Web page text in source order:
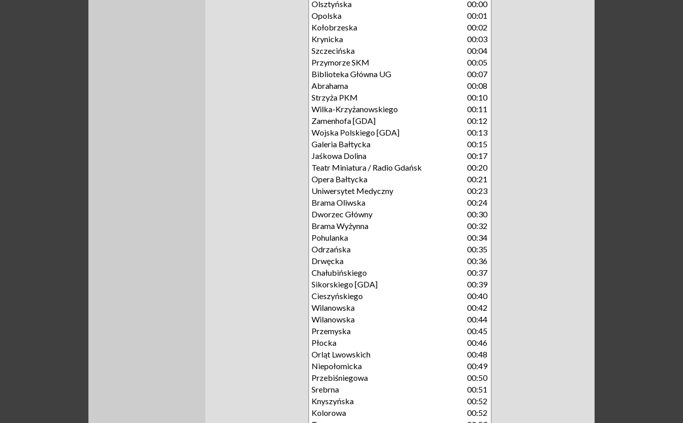
Olsztyńska
00:00
Opolska
00:01
Kołobrzeska
00:02
Krynicka
00:03
Szczecińska
00:04
Przymorze SKM
00:05
Biblioteka Główna UG
00:07
Abrahama
00:08
Strzyża PKM
00:10
Wilka-Krzyżanowskiego
00:11
Zamenhofa [GDA]
00:12
Wojska Polskiego [GDA]
00:13
Galeria Bałtycka
00:15
Jaśkowa Dolina
00:17
Teatr Miniatura / Radio Gdańsk
00:20
Opera Bałtycka
00:21
Uniwersytet Medyczny
00:23
Brama Oliwska
00:24
Dworzec Główny
00:30
Brama Wyżynna
00:32
Pohulanka
00:34
Odrzańska
00:35
Drwęcka
00:36
Chałubińskiego
00:37
Sikorskiego [GDA]
00:39
Cieszyńskiego
00:40
Wilanowska
00:42
Wilanowska
00:44
Przemyska
00:45
Płocka
00:46
Orląt Lwowskich
00:48
Niepołomicka
00:49
Przebiśniegowa
00:50
Srebrna
00:51
Knyszyńska
00:52
Kolorowa
00:52